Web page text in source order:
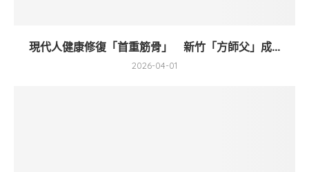
現代人健康修復「首重筋骨」 新竹「方師父」成...
2026-04-01